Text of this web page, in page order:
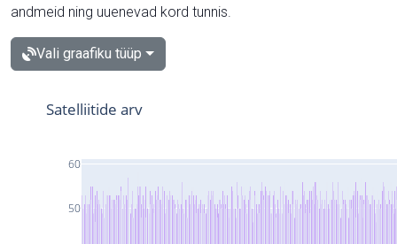
andmeid ning uuenevad kord tunnis.
Vali graafiku tüüp
50
60
Satelliitide arv